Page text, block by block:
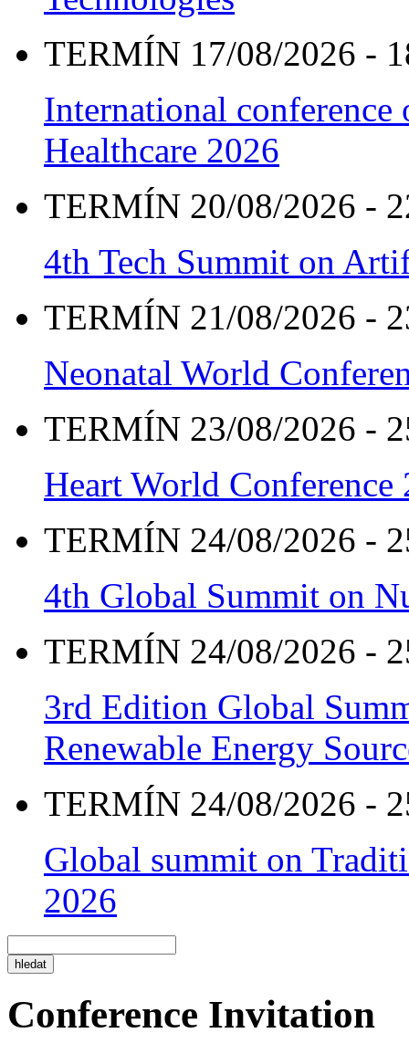
TERMÍN 17/08/2026 -
International
Healthcare 2026
TERMÍN 20/08/2026 -
4th Tech Summit on
TERMÍN 21/08/2026 -
Neonatal World
TERMÍN 23/08/2026 -
Heart World Conference
TERMÍN 24/08/2026 -
4th Global Summit on
TERMÍN 24/08/2026 -
3rd Edition Global
Renewable Energy
TERMÍN 24/08/2026 -
Global summit on
2026
Conference Invitation